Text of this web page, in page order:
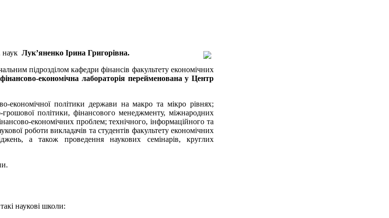
наук Лук’яненко Ірина Григорівна.
підрозділом кафедри фінансів факультету економічних
економічна лабораторія перейменована у Центр
економічної політики держави на макро та мікро рівнях;
політики, фінансового менеджменту, міжнародних
економічних проблем; технічного, інформаційного та
роботи викладачів та студентів факультету економічних
а також проведення наукових семінарів, круглих
наукові школи: